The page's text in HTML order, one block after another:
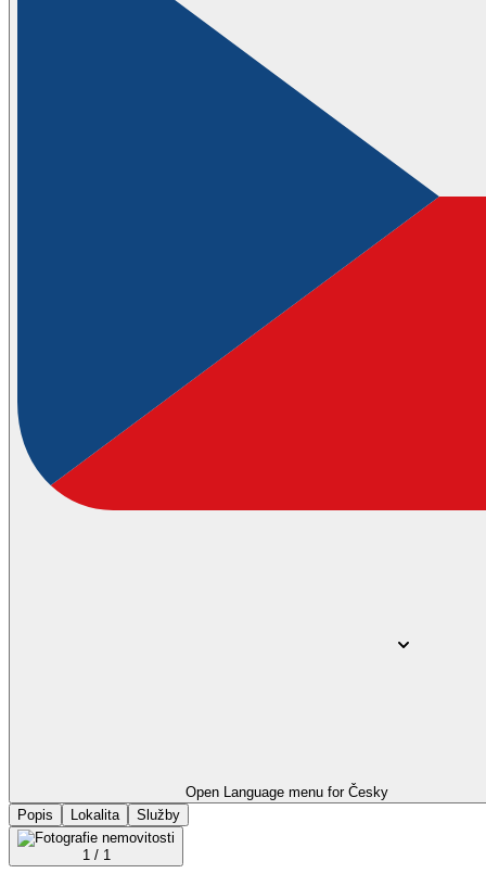
Open Language menu for Česky
Popis
Lokalita Služby
1 / 1